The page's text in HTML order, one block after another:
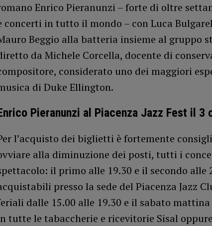
Enrico Pieranunzi – forte di oltre
concerti in tutto il mondo – con Luca
Beggio alla batteria insieme al gruppo
da Michele Corcella, docente di
considerato uno dei maggiori
di Duke Ellington.
Pieranunzi al Piacenza Jazz Fest il 3
l’acquisto dei biglietti è fortemente
alla diminuzione dei posti, tutti i
il primo alle 19.30 e il secondo alle
presso la sede del Piacenza Jazz
dalle 15.00 alle 19.30 e il sabato mattina
tutte le tabaccherie e ricevitorie Sisal